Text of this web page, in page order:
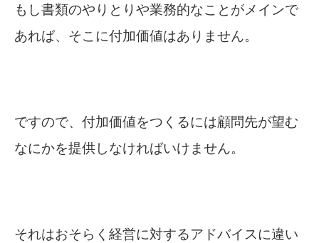
もし書類のやりとりや業務的なことがメインで
あれば、そこに付加価値はありません。
ですので、付加価値をつくるには顧問先が望む
なにかを提供しなければいけません。
それはおそらく経営に対するアドバイスに違い